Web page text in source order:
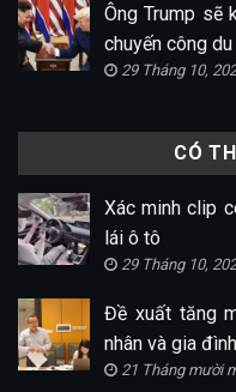
Ông Trump sẽ
chuyến công
29 Tháng 10,
CÓ
Xác minh clip
lái ô tô
29 Tháng 10,
Đề xuất tăng
nhân và gia đình
21 Tháng mười